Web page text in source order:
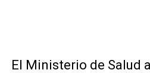
El Ministerio de Salud